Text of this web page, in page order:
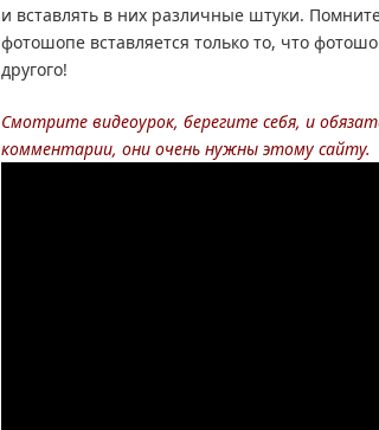
и вставлять в них различные штуки.
фотошопе вставляется только то, что
другого!
Смотрите видеоурок, берегите себя, и
комментарии, они очень нужны этому сайту.